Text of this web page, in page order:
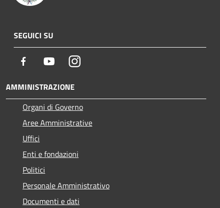
SEGUICI SU
Facebook YoutubeInstagram
AMMINISTRAZIONE
Organi di Governo
Aree Amministrative
Uffici
Enti e fondazioni
Politici
Personale Amministrativo
Documenti e dati